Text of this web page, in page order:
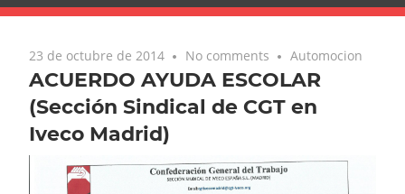
23 de octubre de 2014 No comments Automocion
ACUERDO AYUDA ESCOLAR
(Sección Sindical de CGT en
Iveco Madrid)